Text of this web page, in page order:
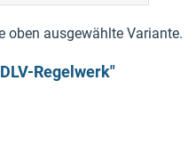
oben ausgewählte Variante.
Regelwerk"